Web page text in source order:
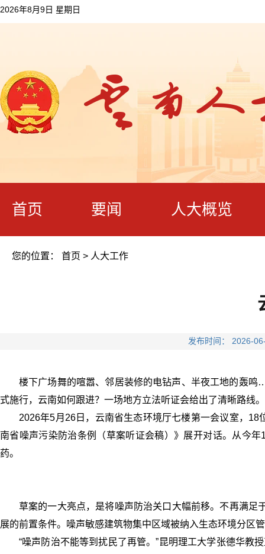
2026年8月9日 星期日
首页 要闻 人大概览
您的位置： 首页 > 人大工作
发布时间：
楼下广场舞的喧嚣、邻居装修的电钻声、半夜工地的轰
式施行，云南如何跟进？一场地方立法听证会给出了清晰路线。
2026年5月26日，云南省生态环境厅七楼第一会议室，
南省噪声污染防治条例（草案听证会稿）》展开对话。从今
药。
草案的一大亮点，是将噪声防治关口大幅前移。不再满足
展的前置条件。噪声敏感建筑物集中区域被纳入生态环境分区
“噪声防治不能等到扰民了再管。”昆明理工大学张德华教